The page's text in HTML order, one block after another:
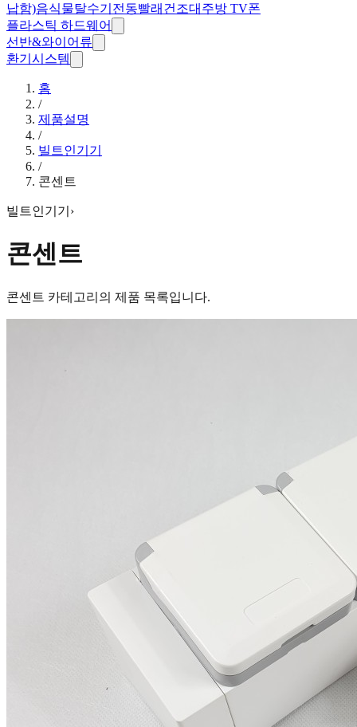
납함)음식물탈수기 전동빨래건조대 주방 TV폰
플라스틱 하드웨어
선반&와이어류
환기시스템
홈
/
제품설명
/
빌트인기기
/
콘센트
빌트인기기 ›
콘센트
콘센트 카테고리의 제품 목록입니다.